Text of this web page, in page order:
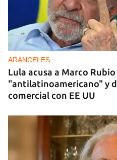
DONACIONES
China entrega otros
para zonas rurales de
ARANCELES
Lula acusa a Marco Rubio
"antilatinoamericano" y
comercial con EE UU